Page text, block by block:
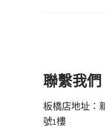
聯繫我們
板橋店地址：
號1樓